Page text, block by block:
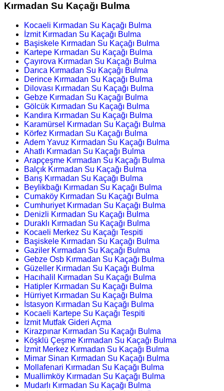
Kırmadan Su Kaçağı Bulma
Kocaeli Kırmadan Su Kaçağı Bulma
İzmit Kırmadan Su Kaçağı Bulma
Başiskele Kırmadan Su Kaçağı Bulma
Kartepe Kırmadan Su Kaçağı Bulma
Çayırova Kırmadan Su Kaçağı Bulma
Darıca Kırmadan Su Kaçağı Bulma
Derince Kırmadan Su Kaçağı Bulma
Dilovası Kırmadan Su Kaçağı Bulma
Gebze Kırmadan Su Kaçağı Bulma
Gölcük Kırmadan Su Kaçağı Bulma
Kandıra Kırmadan Su Kaçağı Bulma
Karamürsel Kırmadan Su Kaçağı Bulma
Körfez Kırmadan Su Kaçağı Bulma
Adem Yavuz Kırmadan Su Kaçağı Bulma
Ahatlı Kırmadan Su Kaçağı Bulma
Arapçeşme Kırmadan Su Kaçağı Bulma
Balçık Kırmadan Su Kaçağı Bulma
Barış Kırmadan Su Kaçağı Bulma
Beylikbağı Kırmadan Su Kaçağı Bulma
Cumaköy Kırmadan Su Kaçağı Bulma
Cumhuriyet Kırmadan Su Kaçağı Bulma
Denizli Kırmadan Su Kaçağı Bulma
Duraklı Kırmadan Su Kaçağı Bulma
Kocaeli Merkez Su Kaçağı Tespiti
Başiskele Kırmadan Su Kaçağı Bulma
Gaziler Kırmadan Su Kaçağı Bulma
Gebze Osb Kırmadan Su Kaçağı Bulma
Güzeller Kırmadan Su Kaçağı Bulma
Hacıhalil Kırmadan Su Kaçağı Bulma
Hatipler Kırmadan Su Kaçağı Bulma
Hürriyet Kırmadan Su Kaçağı Bulma
İstasyon Kırmadan Su Kaçağı Bulma
Kocaeli Kartepe Su Kaçağı Tespiti
İzmit Mutfak Gideri Açma
Kirazpınar Kırmadan Su Kaçağı Bulma
Köşklü Çeşme Kırmadan Su Kaçağı Bulma
İzmit Merkez Kırmadan Su Kaçağı Bulma
Mimar Sinan Kırmadan Su Kaçağı Bulma
Mollafenari Kırmadan Su Kaçağı Bulma
Muallimköy Kırmadan Su Kaçağı Bulma
Mudarlı Kırmadan Su Kaçağı Bulma